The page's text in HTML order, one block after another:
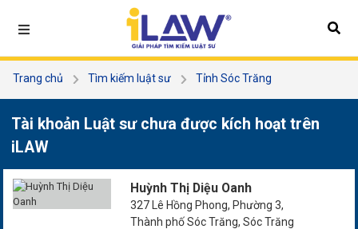
Trang chủ Tìm kiếm luật sư
Tỉnh Sóc Trăng
Tài khoản Luật sư chưa được kích hoạt trên
iLAW
Huỳnh Thị Diệu Oanh
327 Lê Hồng Phong, Phường 3,
Thành phố Sóc Trăng, Sóc Trăng